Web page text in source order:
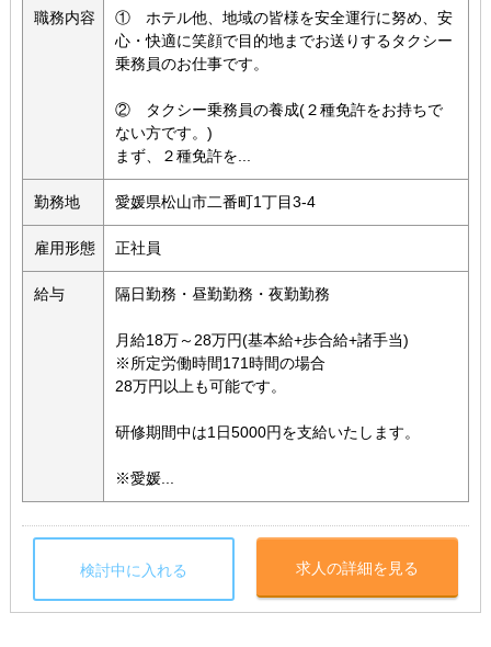
職務内容
① ホテル他、地域の皆様を安全運行に努め、安
心・快適に笑顔で目的地までお送りするタクシー
乗務員のお仕事です。
② タクシー乗務員の養成(２種免許をお持ちで
ない方です。)
まず、２種免許を...
勤務地 愛媛県松山市二番町1丁目3-4
雇用形態 正社員
給与 隔日勤務・昼勤勤務・夜勤勤務
月給18万～28万円(基本給+歩合給+諸手当)
※所定労働時間171時間の場合
28万円以上も可能です。
研修期間中は1日5000円を支給いたします。
※愛媛...
検討中に入れる 求人の詳細を見る